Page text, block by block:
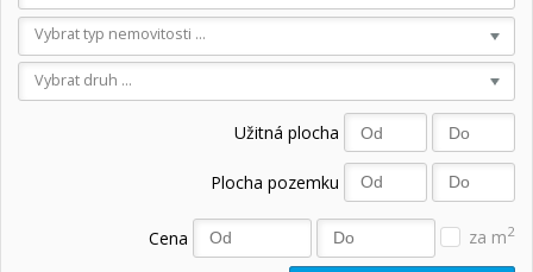
Vybrat typ nemovitosti ...
Vybrat druh ...
Užitná plocha
Plocha pozemku
Cena za m2